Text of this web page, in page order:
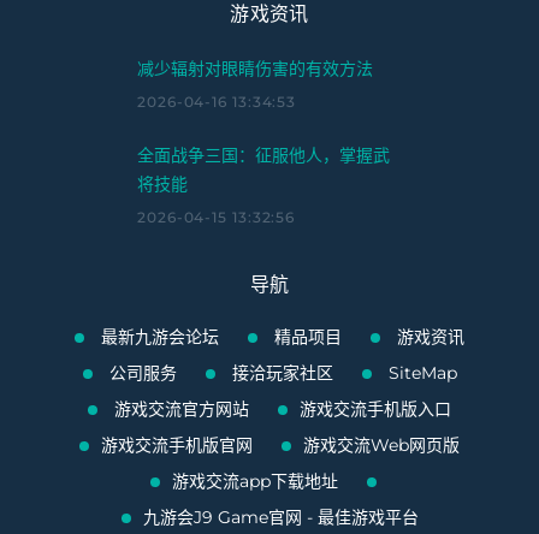
游戏资讯
减少辐射对眼睛伤害的有效方法
2026-04-16 13:34:53
全面战争三国：征服他人，掌握武
将技能
2026-04-15 13:32:56
导航
最新九游会论坛 精品项目
游戏资讯
公司服务
接洽玩家社区
SiteMap
游戏交流官方网站
游戏交流手机版入口
游戏交流手机版官网
游戏交流Web网页版
游戏交流app下载地址
九游会J9 Game官网 - 最佳游戏平台